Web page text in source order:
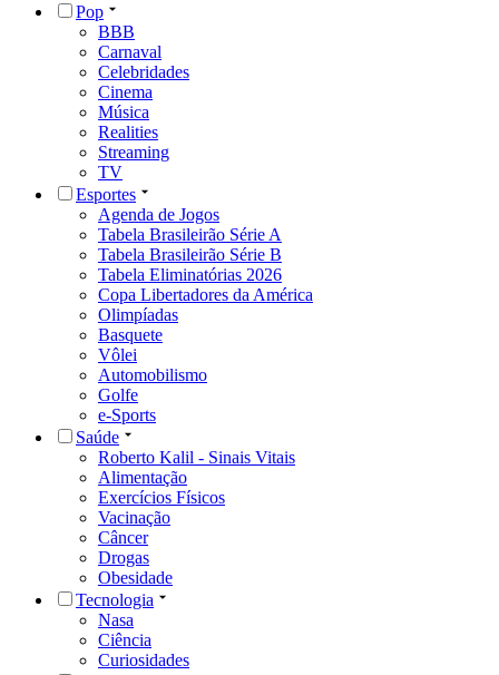
Pop
BBB
Carnaval
Celebridades
Cinema
Música
Realities
Streaming
TV
Esportes
Agenda de Jogos
Tabela Brasileirão Série A
Tabela Brasileirão Série B
Tabela Eliminatórias 2026
Copa Libertadores da América
Olimpíadas
Basquete
Vôlei
Automobilismo
Golfe
e-Sports
Saúde
Roberto Kalil - Sinais Vitais
Alimentação
Exercícios Físicos
Vacinação
Câncer
Drogas
Obesidade
Tecnologia
Nasa
Ciência
Curiosidades